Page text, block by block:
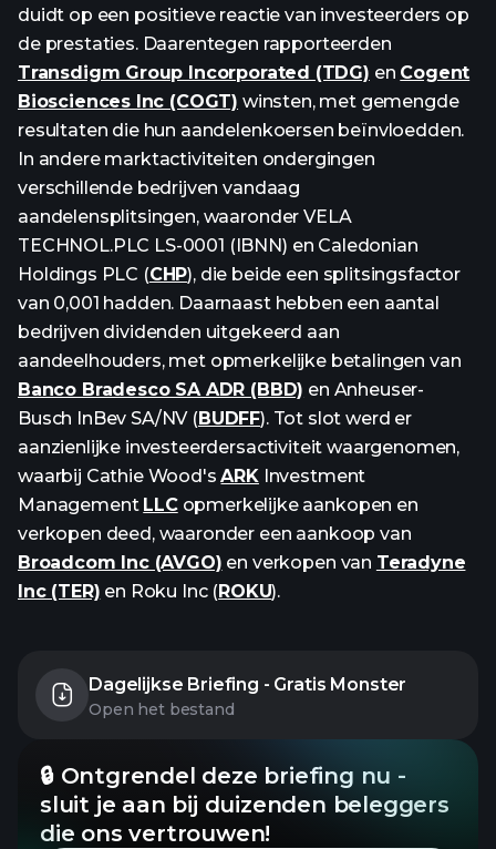
duidt op een positieve reactie van investeerders op
de prestaties. Daarentegen rapporteerden
Transdigm Group Incorporated (TDG) en Cogent
Biosciences Inc (COGT) winsten, met gemengde
resultaten die hun aandelenkoersen beïnvloedden.
In andere marktactiviteiten ondergingen
verschillende bedrijven vandaag
aandelensplitsingen, waaronder VELA
TECHNOL.PLC LS-0001 (IBNN) en Caledonian
Holdings PLC (CHP), die beide een splitsingsfactor
van 0,001 hadden. Daarnaast hebben een aantal
bedrijven dividenden uitgekeerd aan
aandeelhouders, met opmerkelijke betalingen van
Banco Bradesco SA ADR (BBD) en Anheuser-
Busch InBev SA/NV (BUDFF). Tot slot werd er
aanzienlijke investeerdersactiviteit waargenomen,
waarbij Cathie Wood'sARKInvestment
Management LLCopmerkelijke aankopen en
verkopen deed, waaronder een aankoop van
Broadcom Inc (AVGO) en verkopen van Teradyne
Inc (TER) en Roku Inc (ROKU).
Dagelijkse Briefing - Gratis Monster
Open het bestand
🔒 Ontgrendel deze briefing nu -
sluit je aan bij duizenden beleggers
die ons vertrouwen!